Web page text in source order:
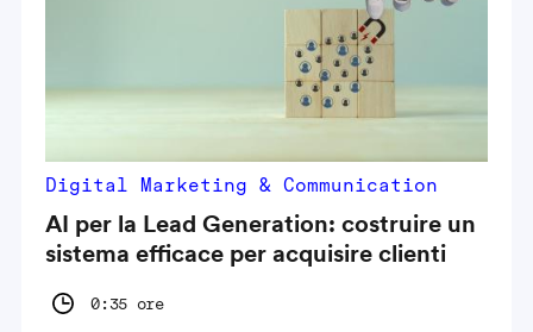
Digital Marketing & Communication
AI per la Lead Generation: costruire un
sistema efficace per acquisire clienti
0:35 ore